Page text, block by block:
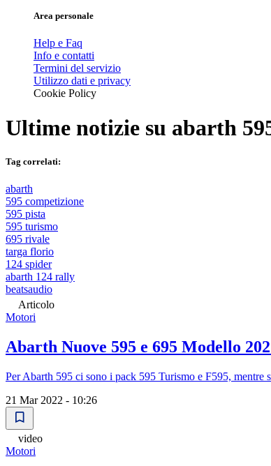
Area personale
Help e Faq
Info e contatti
Termini del servizio
Utilizzo dati e privacy
Cookie Policy
Ultime notizie su abarth
Tag correlati:
abarth
595 competizione
595 pista
595 turismo
695 rivale
targa florio
124 spider
abarth 124 rally
beatsaudio
Articolo
Motori
Abarth Nuove 595 e 695 Modello
Per Abarth 595 ci sono i pack 595 Turismo e F595,
21 Mar 2022 - 10:26
video
Motori